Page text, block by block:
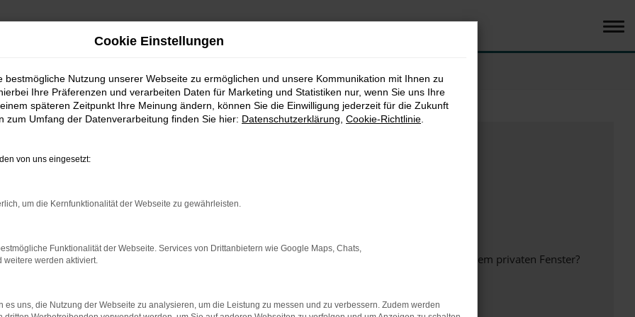
bestimmter Seiten verhindern. Funktioniert die Seite in einem anderen Browser oder in einem privaten Fenster?
beheben.
Cookie Einstellungen
bestmögliche Nutzung unserer Webseite zu ermöglichen und unsere Kommunikation mit Ihnen zu
Ihre Präferenzen und verarbeiten Daten für Marketing und Statistiken nur, wenn Sie uns Ihre
späteren Zeitpunkt Ihre Meinung ändern, können Sie die Einwilligung jederzeit für die Zukunft
zum Umfang der Datenverarbeitung finden Sie hier: Datenschutzerklärung Cookie-Richtlinie
von uns eingesetzt:
um die Kernfunktionalität der Webseite zu gewährleisten.
Funktionalität der Webseite. Services von Drittanbietern wie Google Maps, Chats,
weitere werden aktiviert.
es uns, die Nutzung der Webseite zu analysieren, um die Leistung zu messen und zu verbessern. Zudem werden